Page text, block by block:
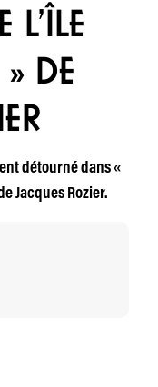
L’ÎLE
DE
détourné dans «
Jacques Rozier.